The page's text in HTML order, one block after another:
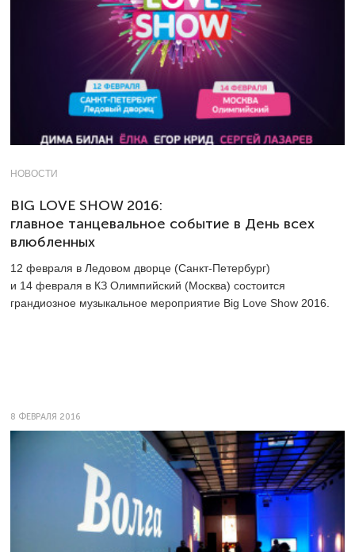
НОВОСТИ
BIG LOVE SHOW 2016:
главное танцевальное событие в День всех
влюбленных
12 февраля в Ледовом дворце (Санкт-Петербург)
и 14 февраля в КЗ Олимпийский (Москва) состоится
грандиозное музыкальное мероприятие Big Love Show 2016.
8 ФЕВРАЛЯ 2016